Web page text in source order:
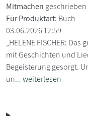
Mitmachen
Für Produktart: Buch
03.06.2026 12:59
„HELENE FISCHER:
mit Geschichten und
Begeisterung gesorgt.
un...weiterlesen